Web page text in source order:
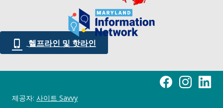
헬프라인 및 핫라인
Maryland어린 시절을
어린
제공자: 사이트 Savvy